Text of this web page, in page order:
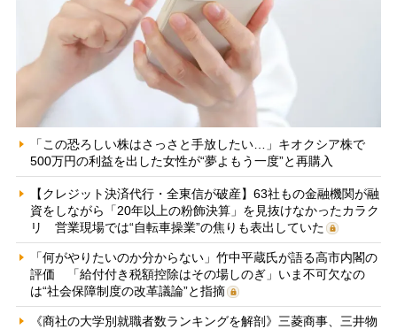
「この恐ろしい株はさっさと手放したい…」キオクシア株で
500万円の利益を出した女性が“夢よもう一度”と再購入
【クレジット決済代行・全東信が破産】63社もの金融機関が融
資をしながら「20年以上の粉飾決算」を見抜けなかったカラク
リ 営業現場では“自転車操業”の焦りも表出していた
「何がやりたいのか分からない」竹中平蔵氏が語る高市内閣の
評価 「給付付き税額控除はその場しのぎ」いま不可欠なの
は“社会保障制度の改革議論”と指摘
《商社の大学別就職者数ランキングを解剖》三菱商事、三井物